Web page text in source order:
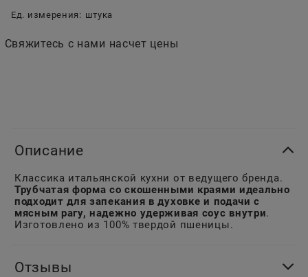
Ед. измерения: штука
Свяжитесь с нами насчет цены
Описание
Классика итальянской кухни от ведущего бренда.
Трубчатая форма со скошенными краями идеально
подходит для запекания в духовке и подачи с
мясным рагу, надежно удерживая соус внутри.
Изготовлено из 100% твердой пшеницы.
Отзывы